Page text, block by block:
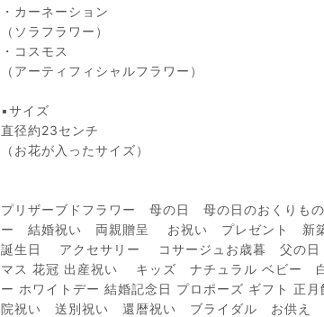
・カーネーション
（ソラフラワー）
・コスモス
（アーティフィシャルフラワー）
▪️サイズ
直径約23センチ
（お花が入ったサイズ）
プリザーブドフラワー 母の日 母の日のおくりも
ー 結婚祝い 両親贈呈 お祝い プレゼント
誕生日 アクセサリー コサージュお歳暮 父
マス 花冠 出産祝い キッズ ナチュラル ベビ
ー ホワイトデー 結婚記念日 プロポーズ ギフト
院祝い 送別祝い 還暦祝い ブライダル お供